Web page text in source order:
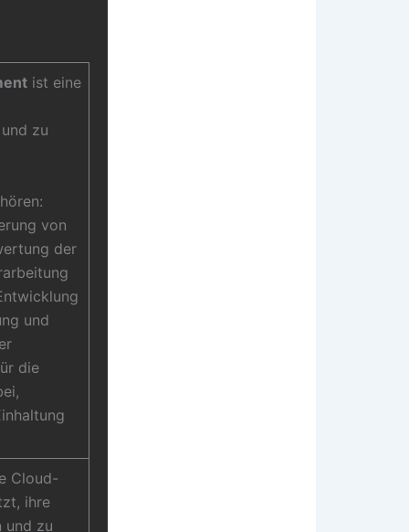
ist eine
zu
von
der
und
die
Cloud-
ihre
und zu